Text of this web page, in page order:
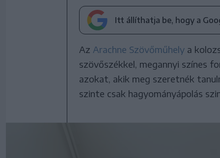
Itt állíthatja be, hogy a
Az Arachne Szövőműhely a
szövőszékkel, megannyi színes
azokat, akik meg szeretnék
szinte csak hagyományápolás